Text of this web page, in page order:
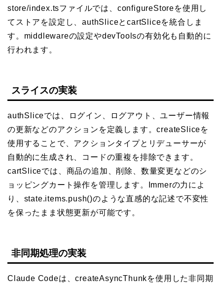
store/index.tsファイルでは、configureStoreを使用し
てストアを設定し、authSliceとcartSliceを統合しま
す。middlewareの設定やdevToolsの有効化も自動的に
行われます。
スライスの実装
authSliceでは、ログイン、ログアウト、ユーザー情報
の更新などのアクションを定義します。createSliceを
使用することで、アクションタイプとリデューサーが
自動的に生成され、コードの重複を排除できます。
cartSliceでは、商品の追加、削除、数量変更などのシ
ョッピングカート操作を管理します。Immerの力によ
り、state.items.push()のような直感的な記述で不変性
を保ったまま状態更新が可能です。
非同期処理の実装
Claude Codeは、createAsyncThunkを使用した非同期